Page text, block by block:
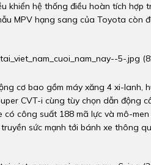
khiển hệ thống điều hoàn tích hợp
MPV hạng sang của Toyota còn
cơ bao gồm máy xăng 4 xi-lanh,
CVT-i cùng tùy chọn dẫn động
công suất 188 mã lực và mô-
sức mạnh tới bánh xe thông